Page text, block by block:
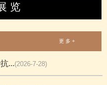
览
更 多 +
...(2026-7-28)